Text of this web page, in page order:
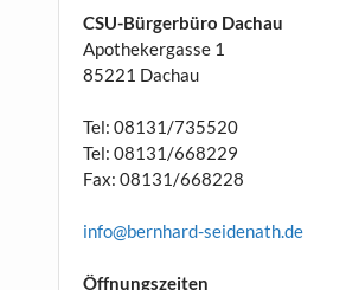
CSU-Bürgerbüro Dachau
Apothekergasse 1
85221 Dachau
Tel: 08131/735520
Tel: 08131/668229
Fax: 08131/668228
info@bernhard-seidenath.de
Öffnungszeiten